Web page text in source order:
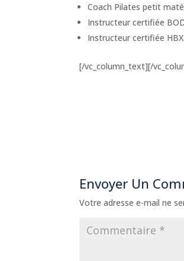
Coach Pilates petit
Instructeur certifiée
Instructeur certifiée
[/vc_column_text][/
Envoyer Un
Votre adresse e-mail ne